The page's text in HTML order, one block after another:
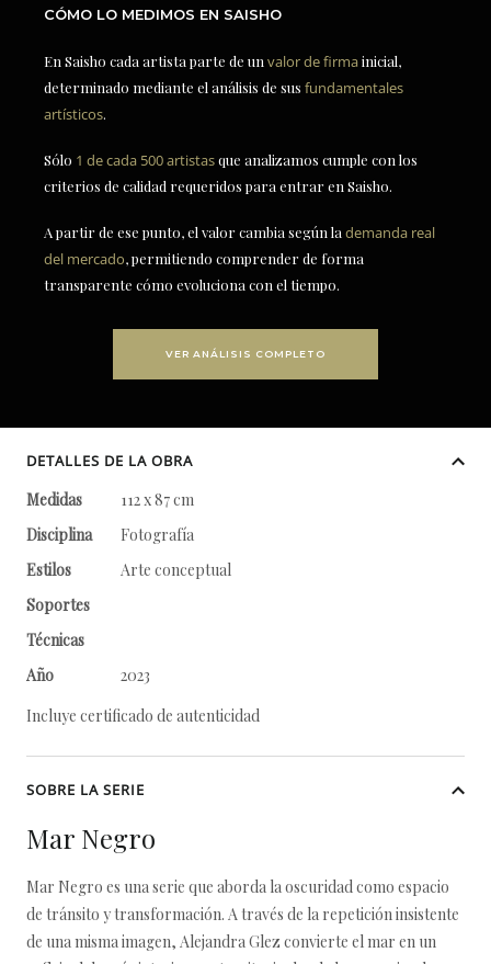
CÓMO LO MEDIMOS EN SAISHO
En Saisho cada artista parte de un valor de firmainicial,
determinado mediante el análisis de sus fundamentales
artísticos.
Sólo 1 de cada 500 artistasque analizamos cumple con los
criterios de calidad requeridos para entrar en Saisho.
A partir de ese punto, el valor cambia según la demanda real
del mercado, permitiendo comprender de forma
transparente cómo evoluciona con el tiempo.
VER ANÁLISIS COMPLETO
DETALLES DE LA OBRA
Medidas
112 x 87 cm
Disciplina
Fotografía
Estilos
Arte conceptual
Soportes
Técnicas
Año
2023
Incluye certificado de autenticidad
SOBRE LA SERIE
Mar Negro
Mar Negro es una serie que aborda la oscuridad como espacio
de tránsito y transformación. A través de la repetición insistente
de una misma imagen, Alejandra Glez convierte el mar en un